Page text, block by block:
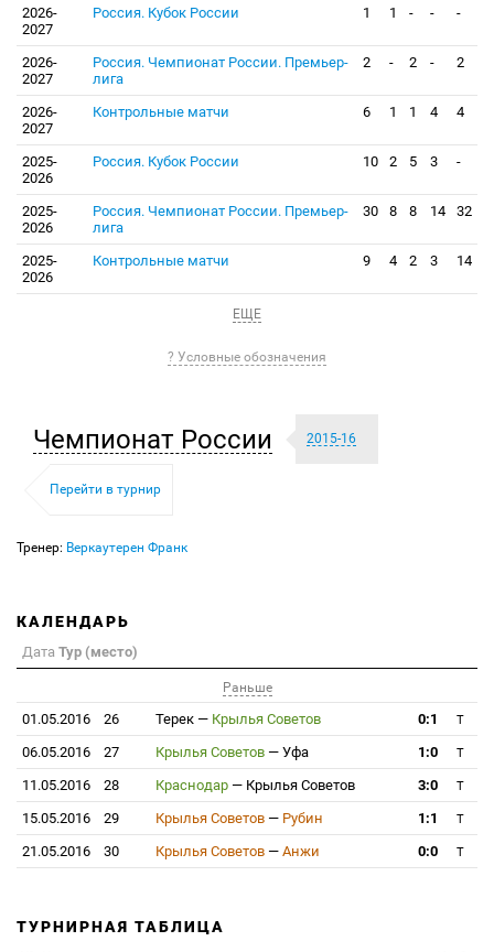
2026-
2027
Россия. Кубок России 1 1 - - -
2026-
2027
Россия. Чемпионат России. Премьер-
лига
2 - 2 - 2
2026-
2027
Контрольные матчи 6 1 1 4 4
2025-
2026
Россия. Кубок России 10 2 5 3 -
2025-
2026
Россия. Чемпионат России. Премьер-
лига
30 8 8 14 32
2025-
2026
Контрольные матчи 9 4 2 3 14
ЕЩЕ
? Условные обозначения
Чемпионат России 2015-16
Перейти в турнир
Тренер: Веркаутерен Франк
КАЛЕНДАРЬ
Дата Тур (место)
Раньше
01.05.2016 26 Терек — Крылья Советов 0:1 T
06.05.2016 27 Крылья Советов — Уфа 1:0 T
11.05.2016 28 Краснодар — Крылья Советов 3:0 T
15.05.2016 29 Крылья Советов — Рубин 1:1 T
21.05.2016 30 Крылья Советов — Анжи 0:0 T
ТУРНИРНАЯ ТАБЛИЦА